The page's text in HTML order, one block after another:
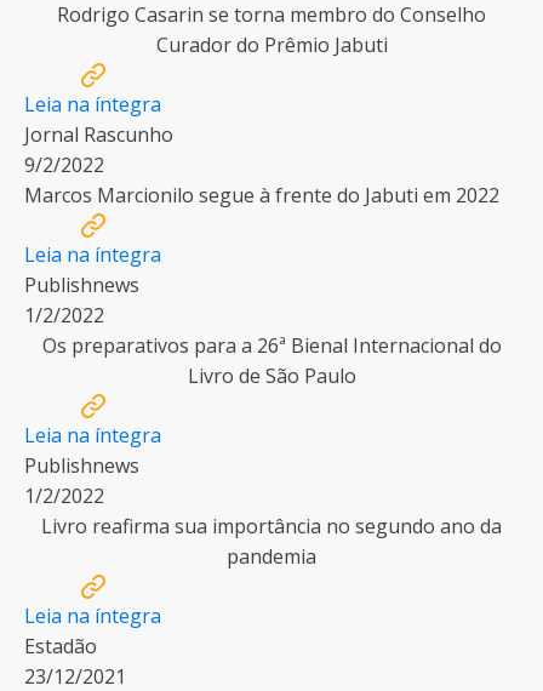
Rodrigo Casarin se torna membro do Conselho
Curador do Prêmio Jabuti
Leia na íntegra
Jornal Rascunho
9/2/2022
Marcos Marcionilo segue à frente do Jabuti em 2022
Leia na íntegra
Publishnews
1/2/2022
Os preparativos para a 26ª Bienal Internacional do
Livro de São Paulo
Leia na íntegra
Publishnews
1/2/2022
Livro reafirma sua importância no segundo ano da
pandemia
Leia na íntegra
Estadão
23/12/2021